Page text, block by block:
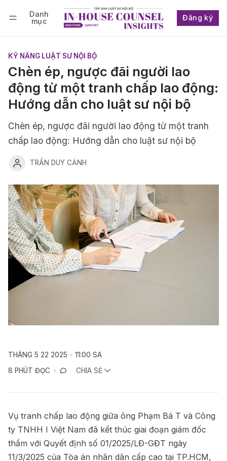
Danh
mục
Đăng ký
Đăng ký Follow
KỸ NĂNG LUẬT SƯ NỘI BỘ
Chèn ép, ngược đãi người lao
động từ một tranh chấp lao động:
Hướng dẫn cho luật sư nội bộ
Chèn ép, ngược đãi người lao động từ một tranh
chấp lao động: Hướng dẫn cho luật sư nội bộ
TRẦN DUY CẢNH
THÁNG 5 22 2025
11:00 SA
8 PHÚT ĐỌC
CHIA SẺ
Vụ tranh chấp lao động giữa ông Phạm Bá T và Công
ty TNHH I Việt Nam đã kết thúc giai đoạn giám đốc
thẩm với Quyết định số 01/2025/LĐ-GĐT ngày
11/3/2025 của Tòa án nhân dân cấp cao tại TP.HCM,